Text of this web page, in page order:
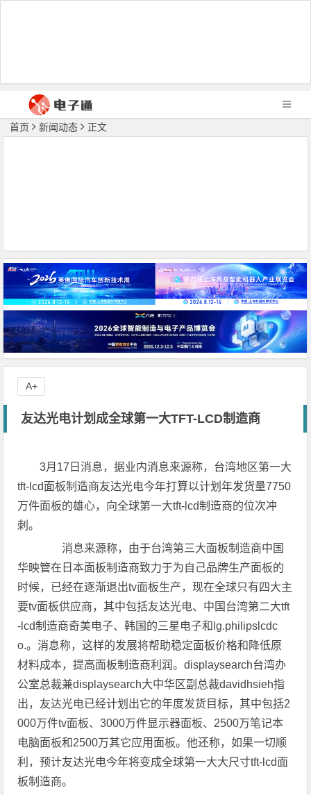
首页 新闻动态 正文
友达光电计划成全球第一大TFT-LCD制造商
3月17日消息，据业内消息来源称，台湾地区第一大
tft-lcd面板制造商友达光电今年打算以计划年发货量7750
万件面板的雄心，向全球第一大tft-lcd制造商的位次冲
刺。
消息来源称，由于台湾第三大面板制造商中国
华映管在日本面板制造商致力于为自己品牌生产面板的
时候，已经在逐渐退出tv面板生产，现在全球只有四大主
要tv面板供应商，其中包括友达光电、中国台湾第二大tft
-lcd制造商奇美电子、韩国的三星电子和lg.philipslcdc
o.。消息称，这样的发展将帮助稳定面板价格和降低原
材料成本，提高面板制造商利润。displaysearch台湾办
公室总裁兼displaysearch大中华区副总裁davidhsieh指
出，友达光电已经计划出它的年度发货目标，其中包括2
000万件tv面板、3000万件显示器面板、2500万笔记本
电脑面板和2500万其它应用面板。他还称，如果一切顺
利，预计友达光电今年将变成全球第一大大尺寸tft-lcd面
板制造商。
A+